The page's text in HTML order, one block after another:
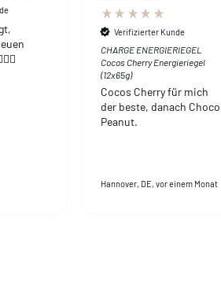
Verifizierter Kunde
CHARGE ENERGIERIEGEL
Cocos Cherry Energieriegel
(12x65g)
Cocos Cherry für mich
der beste, danach Choco
Peanut.
Hannover, DE, vor einem Monat